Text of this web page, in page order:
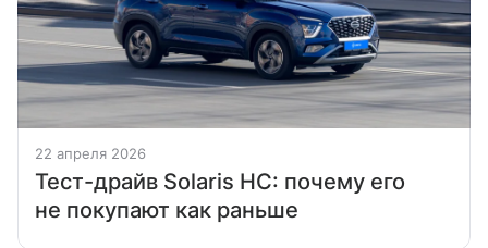
22 апреля 2026
Тест-драйв Solaris HC: почему его
не покупают как раньше